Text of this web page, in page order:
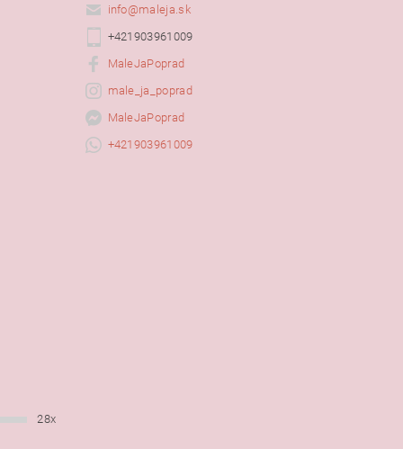
info@maleja.sk
+421903961009
MaleJaPoprad
male_ja_poprad
MaleJaPoprad
+421903961009
28x